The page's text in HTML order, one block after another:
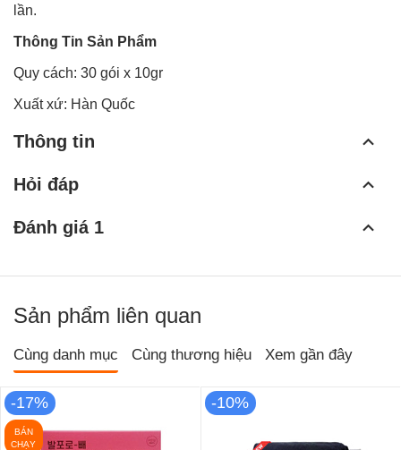
lần.
Thông Tin Sản Phẩm
Quy cách: 30 gói x 10gr
Xuất xứ: Hàn Quốc
Thông tin
Hỏi đáp
Đánh giá 1
Sản phẩm liên quan
Cùng danh mục Cùng thương hiệu Xem gần đây
-17%
BÁN
CHẠY
-10%